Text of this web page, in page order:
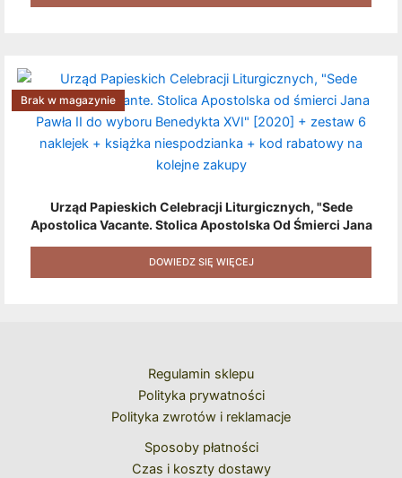
Urząd Papieskich Celebracji Liturgicznych, "Sede
Apostolica Vacante. Stolica Apostolska Od Śmierci Jana
Pawła II Do Wyboru Benedykta XVI" [2020] + Zestaw 6
Naklejek + Książka Niespodzianka + Kod Rabatowy Na
Kolejne Zakupy
Brak w magazynie
DOWIEDZ SIĘ WIĘCEJ
Regulamin sklepu
Polityka prywatności
Polityka zwrotów i reklamacje
Sposoby płatności
Czas i koszty dostawy